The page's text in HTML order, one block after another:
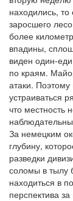
находились, то
заросшего
более
впадины,
виден один-
по краям.
атаки.
устраиваться
что местность
За немецким
глубину,
разведки
соломы в тылу
находиться в
перспектива